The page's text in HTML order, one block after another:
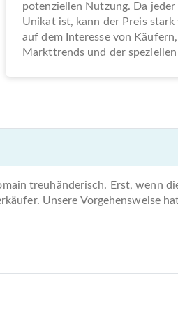
potenziellen Nutzung. Da jeder
Unikat ist, kann der Preis stark
auf dem Interesse von
Markttrends und der
treuhänderisch. Erst, wenn
Unsere Vorgehensweise